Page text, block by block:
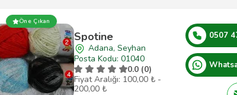
Öne Çıkan
Spotine
Adana, Seyhan
Posta Kodu: 01040
0.0 (0)
Fiyat Aralığı: 100,00 ₺ -
200,00 ₺
0507